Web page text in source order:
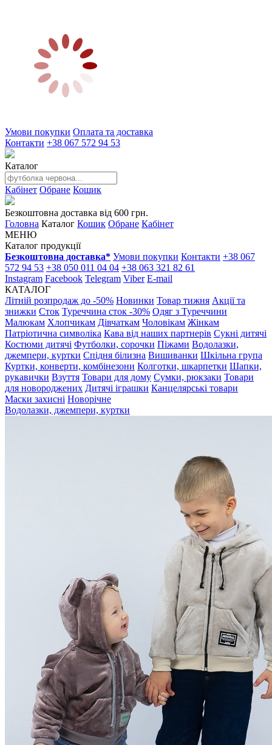
Умови покупки Оплата та доставка
Контакти +38 067 572 94 53
Каталог
Кабінет Обране Кошик
Безкоштовна доставка від 600 грн.
Головна Каталог Кошик Обране Кабінет
МЕНЮ
Каталог продукції
Безкоштовна доставка* Умови покупки Контакти +38 067
572 94 53 +38 050 011 04 04 +38 063 321 82 61
Instagram Facebook Telegram Viber E-mail
КАТАЛОГ
Літній розпродаж до -50% Новинки Товар тижня Акції та
знижки Сток Туреччина сток -30% Одяг з Туреччини
Малюкам Хлопчикам Дівчаткам Чоловікам Жінкам
Патріотична символіка Кава від наших партнерів Сукні дитячі
Костюми дитячі Футболки, сорочки Піжами Водолазки,
джемпери, куртки Спідня білизна Вишиванки Шкільна група
Куртки, конверти, комбінезони Колготки, шкарпетки Шапки,
рукавички Взуття Товари для дому Сумки, рюкзаки Товари
для новороджених Дитячі іграшки Канцелярські товари
Маски захисні Новорічне
Водолазки, джемпери, куртки